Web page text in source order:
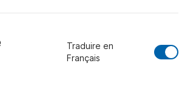
Traduire en
Français